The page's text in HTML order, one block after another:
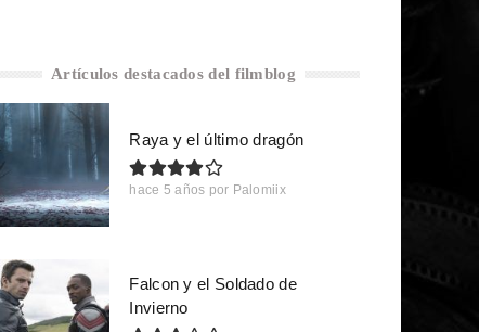
Artículos destacados del filmblog
Raya y el último dragón
hace 5 años por Palomiix
Falcon y el Soldado de
Invierno